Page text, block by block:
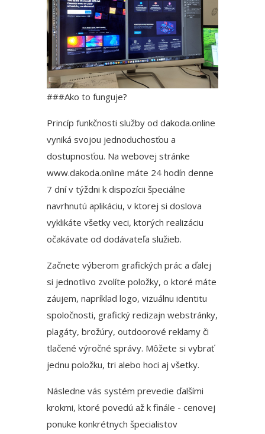
###Ako to funguje?
Princíp funkčnosti služby od dakoda.online
vyniká svojou jednoduchosťou a
dostupnosťou. Na webovej stránke
www.dakoda.online máte 24 hodín denne
7 dní v týždni k dispozícii špeciálne
navrhnutú aplikáciu, v ktorej si doslova
vyklikáte všetky veci, ktorých realizáciu
očakávate od dodávateľa služieb.
Začnete výberom grafických prác a ďalej
si jednotlivo zvolíte položky, o ktoré máte
záujem, napríklad logo, vizuálnu identitu
spoločnosti, grafický redizajn webstránky,
plagáty, brožúry, outdoorové reklamy či
tlačené výročné správy. Môžete si vybrať
jednu položku, tri alebo hoci aj všetky.
Následne vás systém prevedie ďalšími
krokmi, ktoré povedú až k finále - cenovej
ponuke konkrétnych špecialistov